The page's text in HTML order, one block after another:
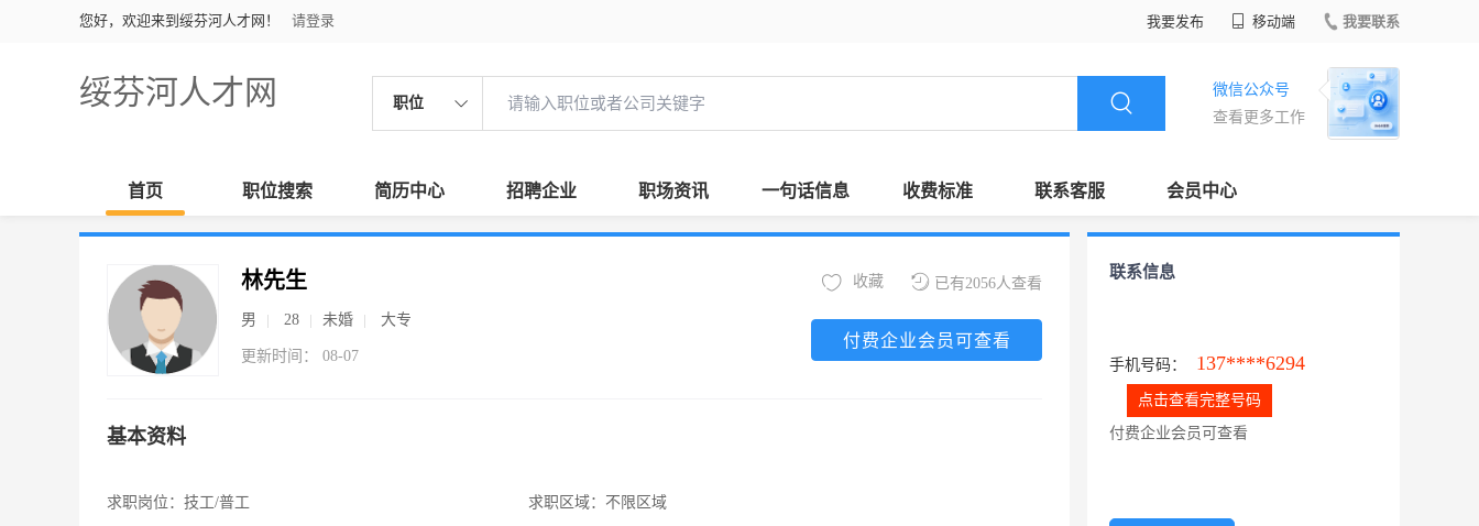
您好，欢迎来到绥芬河人才网！ 请登录 我要发布 移动端 我要联系
绥芬河人才网 职位
微信公众号
查看更多工作
首页 职位搜索 简历中心 招聘企业 职场资讯 一句话信息 收费标准 联系客服 会员中心
林先生
男 28 未婚 大专
更新时间： 08-07
已有2056人查看
收藏
付费企业会员可查看
基本资料
求职岗位： 技工/普工
求职区域： 不限区域
联系信息
手机号码： 137****6294
点击查看完整号码
付费企业会员可查看